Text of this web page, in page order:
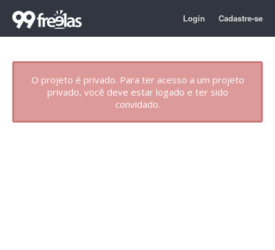
Login Cadastre-se
O projeto é privado. Para ter acesso a um projeto
privado, você deve estar logado e ter sido
convidado.